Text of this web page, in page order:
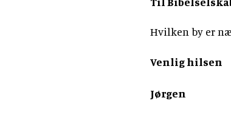
Hvilken by er
Venlig hilsen
Jørgen